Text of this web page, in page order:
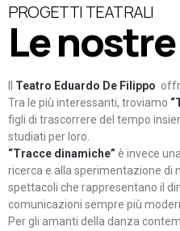
PROGETTI TEATRALI
Le
Teatro Eduardo De Filippo
Tra le più interessanti, troviamo
figli di trascorrere del tempo
studiati per loro.
“Tracce dinamiche” è invece
ricerca e alla sperimentazione di
spettacoli che rappresentano il
comunicazioni sempre più
Per gli amanti della danza